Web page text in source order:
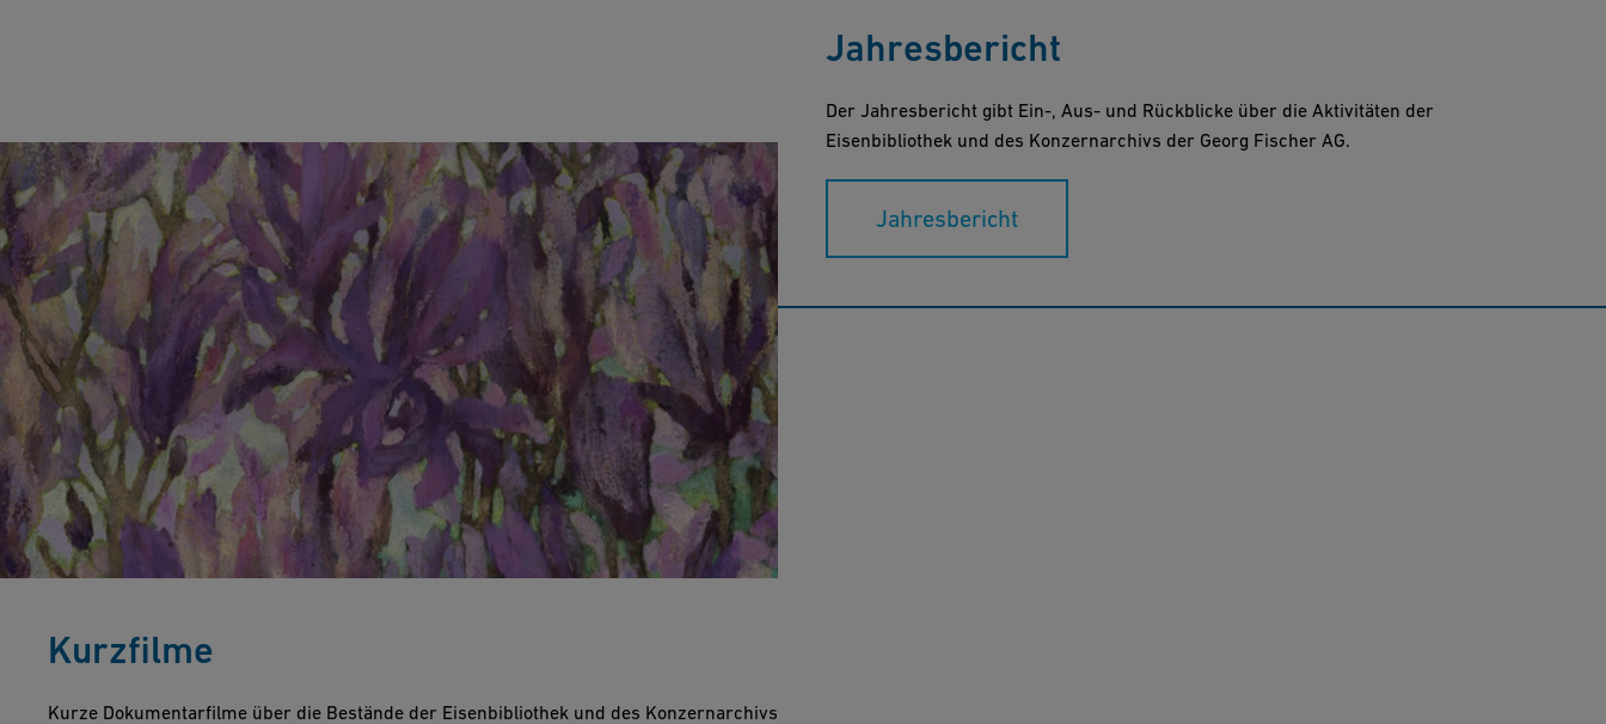
Jahresbericht
Der Jahresbericht gibt Ein-, Aus- und Rückblicke über die Aktivitäten der
Eisenbibliothek und des Konzernarchivs der Georg Fischer AG.
Jahresbericht
Kurzfilme
Kurze Dokumentarfilme über die Bestände der Eisenbibliothek und des Konzernarchivs